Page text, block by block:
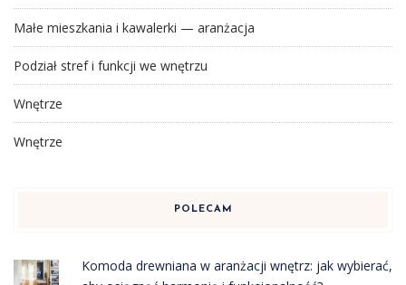
Małe mieszkania i kawalerki — aranżacja
Podział stref i funkcji we wnętrzu
Wnętrze
Wnętrze
POLECAM
Komoda drewniana w aranżacji wnętrz: jak wybierać,